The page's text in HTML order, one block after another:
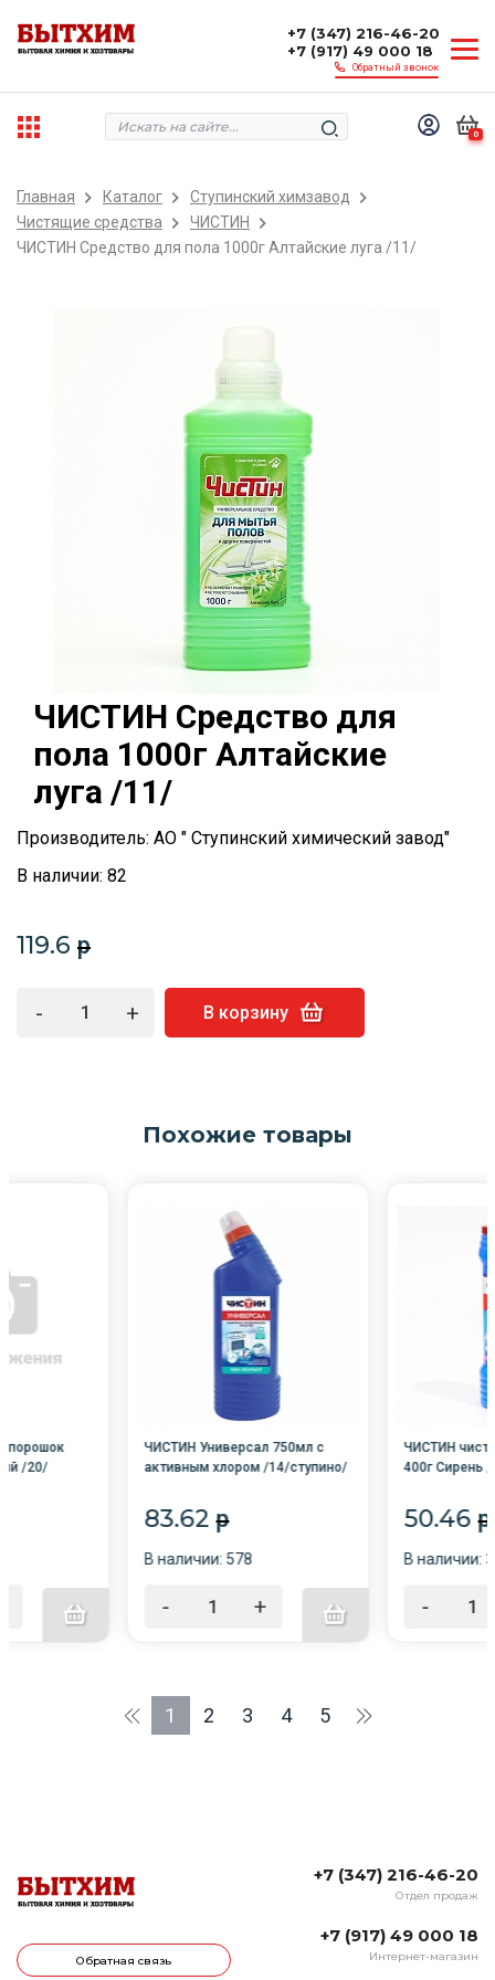
+7 (347) 216-46-20
+7 (917) 49 000 18
Обратный звонок
0
Главная Каталог
Ступинский химзавод
Чистящие средства
ЧИСТИН
ЧИСТИН Средство для пола 1000г Алтайские луга /11/
ЧИСТИН Средство для
пола 1000г Алтайские
луга /11/
Производитель: АО " Ступинский химический завод"
В наличии: 82
119.6 p
- + В корзину
Похожие товары
порошок
/20/
ЧИСТИН Универсал 750мл с
активным хлором /14/ступино/
83.62 p
В наличии: 578
- +
ЧИСТИН
400г Сирень
50.46 p
В наличии:
-
1 2 3 4 5
Обратная связь
+7 (347) 216-46-20
Отдел продаж
+7 (917) 49 000 18
Интернет-магазин